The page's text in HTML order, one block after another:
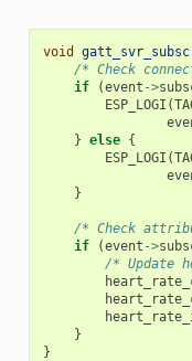
void
/* Check
if
(event ->
ESP_LOGI (
} else {
ESP_LOGI (
}
/* Check
if
(event ->
/* Update
}
}